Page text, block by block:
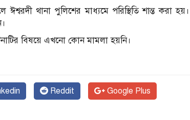
থানা পুলিশের মাধ্যমে পরিস্থিতি শান্ত করা হয়।
বিষয়ে এখনো কোন মামলা হয়নি।
Reddit Google Plus